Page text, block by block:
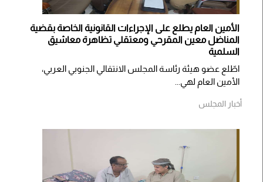
الأمين العام يطلع على الإجراءات القانونية الخاصة بقضية
المناضل معين المقرحي ومعتقلي تظاهرة معاشيق
السلمية
اطّلع عضو هيئة رئاسة المجلس الانتقالي الجنوبي العربي،
الأمين العام لهي...
أخبار المجلس